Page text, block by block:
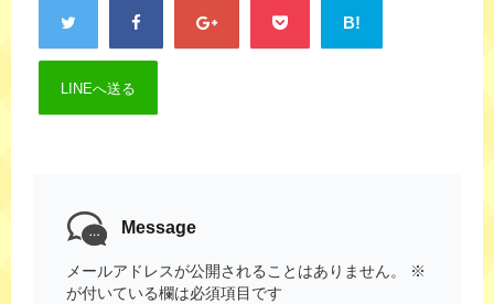
B!
LINEへ送る
Message
メールアドレスが公開されることはありません。
※
が付いている欄は必須項目です